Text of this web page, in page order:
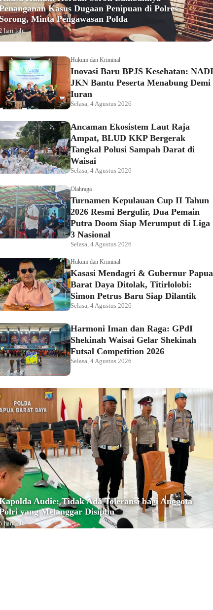
Kasus Dugaan Penipuan di Polres
Sorong, Minta Pengawasan Polda
hari lalu
Hukum dan Kriminal
Inovasi Baru BPJS Kesehatan: NADI
JKN Bantu Peserta Menabung Demi
Iuran
Selasa, 4 Agustus 2026
Ancaman Ekosistem Laut Raja
Ampat, BLUD KKP Bergerak
Tangkal Polusi Sampah Darat di
Waisai
Selasa, 4 Agustus 2026
Olahraga
Turnamen Kepulauan Cup II Tahun
2026 Resmi Bergulir, Dua Pemain
Putra Doom Siap Merumput di Liga
3 Nasional
Selasa, 4 Agustus 2026
Hukum dan Kriminal
Kasasi Mendagri & Gubernur Papua
Barat Daya Ditolak, Titirlolobi:
Simon Petrus Baru Siap Dilantik
Selasa, 4 Agustus 2026
Harmoni Iman dan Raga: GPdI
Shekinah Waisai Gelar Shekinah
Futsal Competition 2026
Selasa, 4 Agustus 2026
Audie: Tidak Ada Toleransi bagi Anggota
yang Melanggar Disiplin
hari lalu